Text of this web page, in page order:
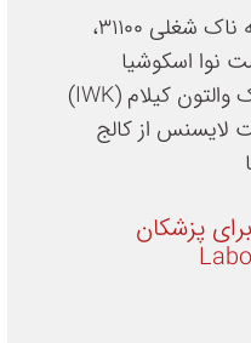
دریافت جاب آفر در یکی از سه ناک شغلی 31100،
بهداشت نوا اسکوشیا
لایسنس از کالج
پزشکان